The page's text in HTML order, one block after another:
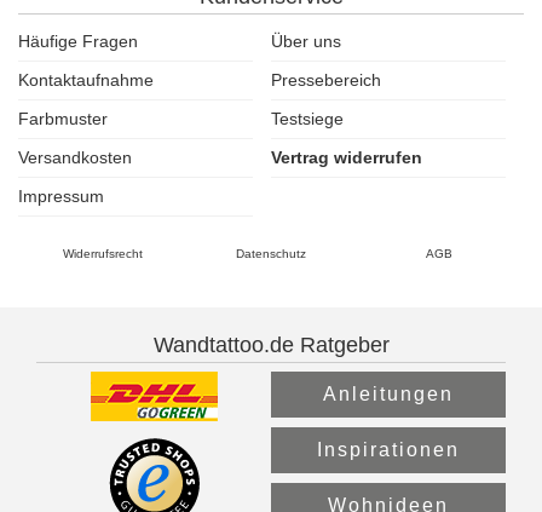
Häufige Fragen
Über uns
Kontaktaufnahme
Pressebereich
Farbmuster
Testsiege
Versandkosten
Vertrag widerrufen
Impressum
Widerrufsrecht Datenschutz AGB
Wandtattoo.de Ratgeber
Anleitungen
Inspirationen
Wohnideen